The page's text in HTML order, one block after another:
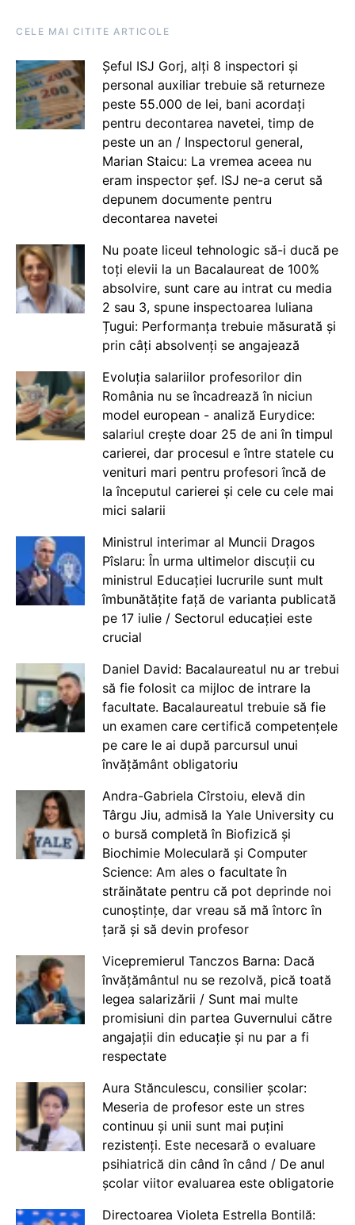
CELE MAI CITITE ARTICOLE
Șeful ISJ Gorj, alți 8 inspectori și
personal auxiliar trebuie să returneze
peste 55.000 de lei, bani acordați
pentru decontarea navetei, timp de
peste un an / Inspectorul general,
Marian Staicu: La vremea aceea nu
eram inspector șef. ISJ ne-a cerut să
depunem documente pentru
decontarea navetei
Nu poate liceul tehnologic să-i ducă pe
toți elevii la un Bacalaureat de 100%
absolvire, sunt care au intrat cu media
2 sau 3, spune inspectoarea Iuliana
Țugui: Performanța trebuie măsurată și
prin câți absolvenți se angajează
Evoluția salariilor profesorilor din
România nu se încadrează în niciun
model european - analiză Eurydice:
salariul crește doar 25 de ani în timpul
carierei, dar procesul e între statele cu
venituri mari pentru profesori încă de
la începutul carierei și cele cu cele mai
mici salarii
Ministrul interimar al Muncii Dragos
Pîslaru: În urma ultimelor discuții cu
ministrul Educației lucrurile sunt mult
îmbunătățite față de varianta publicată
pe 17 iulie / Sectorul educației este
crucial
Daniel David: Bacalaureatul nu ar trebui
să fie folosit ca mijloc de intrare la
facultate. Bacalaureatul trebuie să fie
un examen care certifică competențele
pe care le ai după parcursul unui
învățământ obligatoriu
Andra-Gabriela Cîrstoiu, elevă din
Târgu Jiu, admisă la Yale University cu
o bursă completă în Biofizică și
Biochimie Moleculară și Computer
Science: Am ales o facultate în
străinătate pentru că pot deprinde noi
cunoștințe, dar vreau să mă întorc în
țară și să devin profesor
Vicepremierul Tanczos Barna: Dacă
învățământul nu se rezolvă, pică toată
legea salarizării / Sunt mai multe
promisiuni din partea Guvernului către
angajații din educație și nu par a fi
respectate
Aura Stănculescu, consilier școlar:
Meseria de profesor este un stres
continuu și unii sunt mai puțini
rezistenți. Este necesară o evaluare
psihiatrică din când în când / De anul
școlar viitor evaluarea este obligatorie
Directoarea Violeta Estrella Bontilă: